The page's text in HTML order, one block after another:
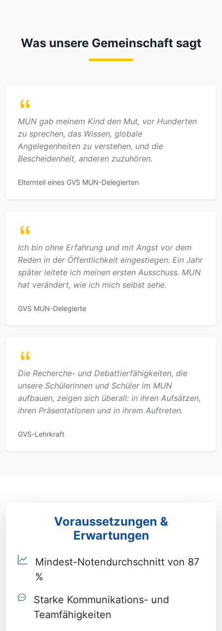
Was unsere Gemeinschaft sagt
MUN gab meinem Kind den Mut, vor Hunderten
zu sprechen, das Wissen, globale
Angelegenheiten zu verstehen, und die
Bescheidenheit, anderen zuzuhören.
Elternteil eines GVS MUN-Delegierten
Ich bin ohne Erfahrung und mit Angst vor dem
Reden in der Öffentlichkeit eingestiegen. Ein Jahr
später leitete ich meinen ersten Ausschuss. MUN
hat verändert, wie ich mich selbst sehe.
GVS MUN-Delegierte
Die Recherche- und Debattierfähigkeiten, die
unsere Schülerinnen und Schüler im MUN
aufbauen, zeigen sich überall: in ihren Aufsätzen,
ihren Präsentationen und in ihrem Auftreten.
GVS-Lehrkraft
Voraussetzungen &
Erwartungen
Mindest-Notendurchschnitt von 87
%
Starke Kommunikations- und
Teamfähigkeiten